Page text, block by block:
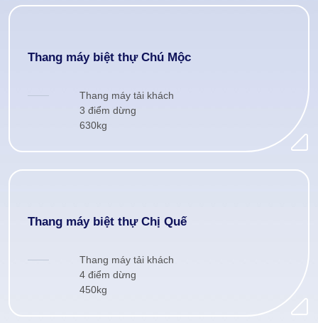
Thang máy biệt thự Chú Mộc
Thang máy tải khách
3 điểm dừng
630kg
Thang máy biệt thự Chị Quế
Thang máy tải khách
4 điểm dừng
450kg